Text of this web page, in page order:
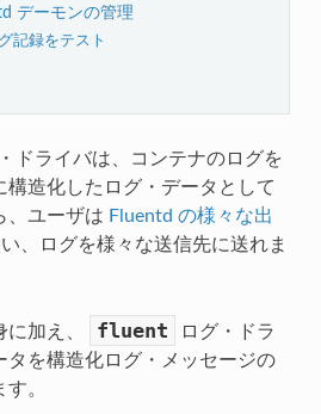
デーモンの管理
記録をテスト
ドライバは、コンテナのログを
構造化したログ・データとして
、ユーザは Fluentd の様々な出
、ログを様々な送信先に送れま
に加え、 fluent
ログ・ドラ
タを構造化ログ・メッセージの
。